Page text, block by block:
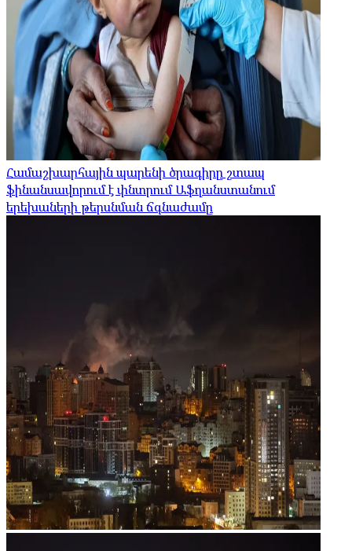
Համաշխարհային պարենի ծրագիրը շտապ
ֆինանսավորում է փնտրում Աֆղանստանում
երեխաների թերսնման ճգնաժամը